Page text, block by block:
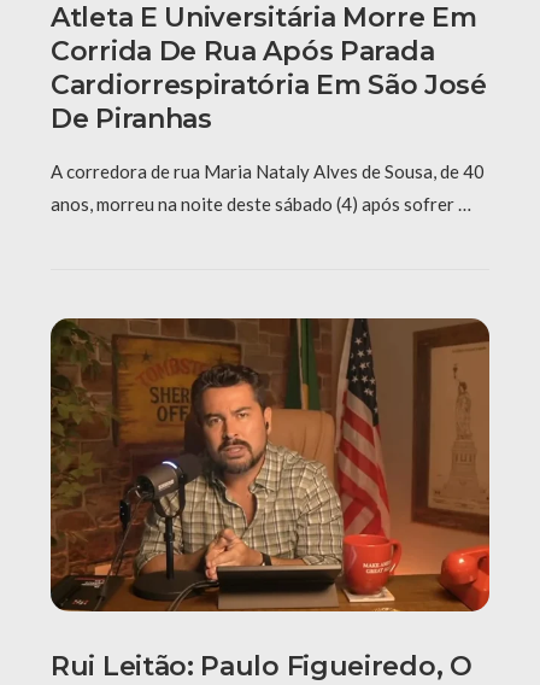
Atleta E Universitária Morre Em
Corrida De Rua Após Parada
Cardiorrespiratória Em São José
De Piranhas
A corredora de rua Maria Nataly Alves de Sousa, de 40
anos, morreu na noite deste sábado (4) após sofrer …
Rui Leitão: Paulo Figueiredo, O